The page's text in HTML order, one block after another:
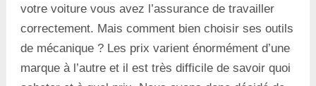
votre voiture vous avez l’assurance de travailler
correctement. Mais comment bien choisir ses outils
de mécanique ? Les prix varient énormément d’une
marque à l’autre et il est très difficile de savoir quoi